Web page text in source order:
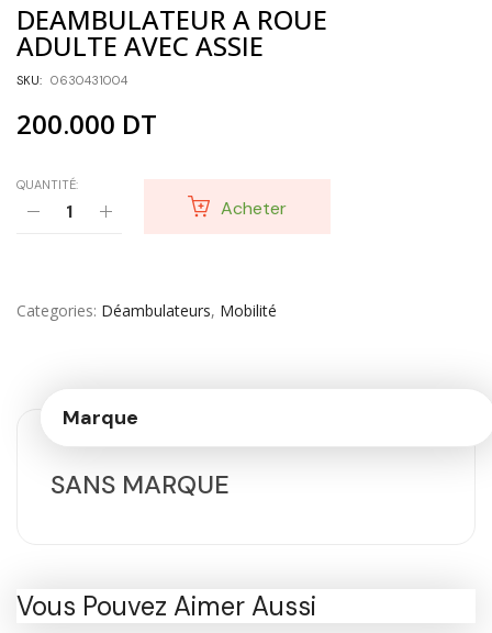
DEAMBULATEUR A ROUE
ADULTE AVEC ASSIE
SKU: 0630431004
200.000 DT
QUANTITÉ:
Acheter
Categories Déambulateurs, Mobilité
Marque
SANS MARQUE
Vous Pouvez Aimer Aussi